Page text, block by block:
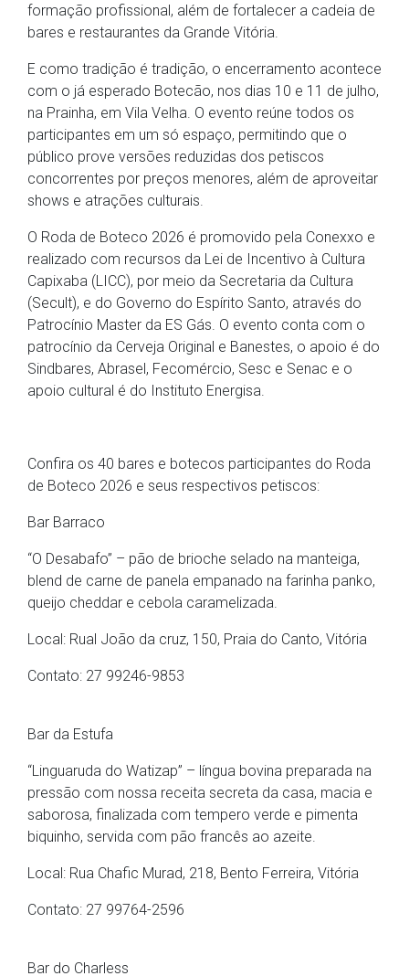
formação profissional, além de fortalecer a cadeia de
bares e restaurantes da Grande Vitória.
E como tradição é tradição, o encerramento acontece
com o já esperado Botecão, nos dias 10 e 11 de julho,
na Prainha, em Vila Velha. O evento reúne todos os
participantes em um só espaço, permitindo que o
público prove versões reduzidas dos petiscos
concorrentes por preços menores, além de aproveitar
shows e atrações culturais.
O Roda de Boteco 2026 é promovido pela Conexxo e
realizado com recursos da Lei de Incentivo à Cultura
Capixaba (LICC), por meio da Secretaria da Cultura
(Secult), e do Governo do Espírito Santo, através do
Patrocínio Master da ES Gás. O evento conta com o
patrocínio da Cerveja Original e Banestes, o apoio é do
Sindbares, Abrasel, Fecomércio, Sesc e Senac e o
apoio cultural é do Instituto Energisa.
Confira os 40 bares e botecos participantes do Roda
de Boteco 2026 e seus respectivos petiscos:
Bar Barraco
“O Desabafo” – pão de brioche selado na manteiga,
blend de carne de panela empanado na farinha panko,
queijo cheddar e cebola caramelizada.
Local: Rual João da cruz, 150, Praia do Canto, Vitória
Contato: 27 99246-9853
Bar da Estufa
“Linguaruda do Watizap” – língua bovina preparada na
pressão com nossa receita secreta da casa, macia e
saborosa, finalizada com tempero verde e pimenta
biquinho, servida com pão francês ao azeite.
Local: Rua Chafic Murad, 218, Bento Ferreira, Vitória
Contato: 27 99764-2596
Bar do Charless